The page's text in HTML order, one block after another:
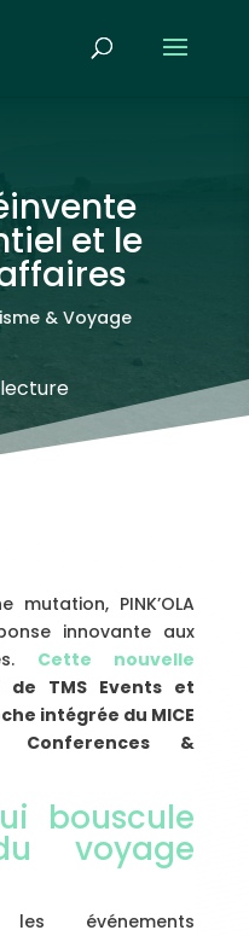
et le
& Voyage
PINK’OLA
innovante aux
Cette nouvelle
de TMS Events et
intégrée du MICE
Conferences &
bouscule
voyage
événements